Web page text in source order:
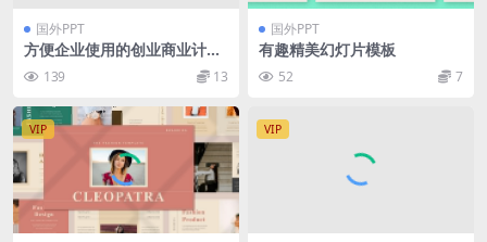
国外PPT
方便企业使用的创业商业计划
书PPT模板 Summit Keynote
Presentation Template
139 13
国外PPT
有趣精美幻灯片模板
52 7
VIP VIP